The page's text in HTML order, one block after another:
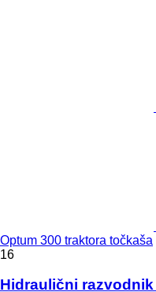
Optum 300 traktora točkaša
16
Hidraulični razvodnik